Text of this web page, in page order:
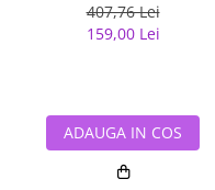
407,76 Lei
159,00 Lei
ADAUGA IN COS